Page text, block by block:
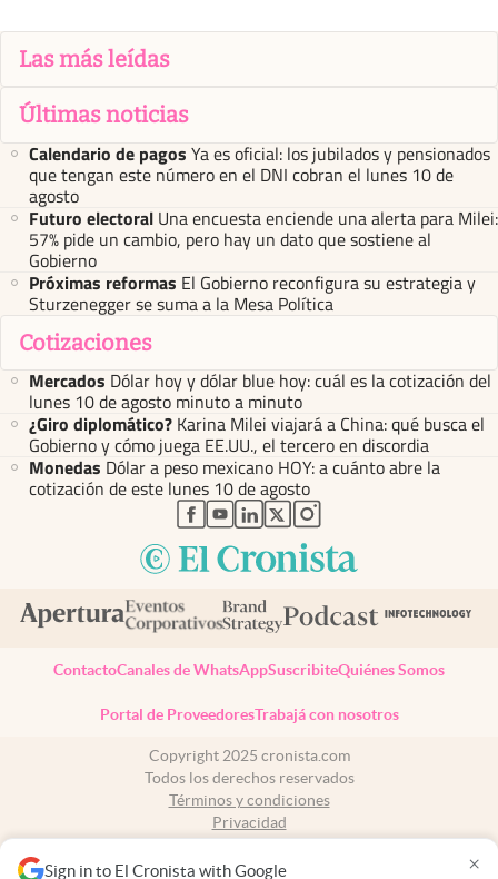
Sign in to El Cronista with Google ×
Las más leídas
Últimas noticias
Calendario de pagos Ya es oficial: los jubilados y pensionados
que tengan este número en el DNI cobran el lunes 10 de
agosto
Futuro electoral Una encuesta enciende una alerta para Milei:
57% pide un cambio, pero hay un dato que sostiene al
Gobierno
Próximas reformas El Gobierno reconfigura su estrategia y
Sturzenegger se suma a la Mesa Política
Cotizaciones
Mercados Dólar hoy y dólar blue hoy: cuál es la cotización del
lunes 10 de agosto minuto a minuto
¿Giro diplomático? Karina Milei viajará a China: qué busca el
Gobierno y cómo juega EE.UU., el tercero en discordia
Monedas Dólar a peso mexicano HOY: a cuánto abre la
cotización de este lunes 10 de agosto
abre en nueva pestaña
abre en nueva pestaña
abre en nueva pestaña
abre en nueva pestaña
abre en nueva pestaña
ContactoCanales de WhatsAppSuscribiteQuiénes Somos
Portal de ProveedoresTrabajá con nosotros
Copyright 2025 cronista.com
Todos los derechos reservados
Términos y condiciones
Privacidad
Tel: +54 11 7078-3270